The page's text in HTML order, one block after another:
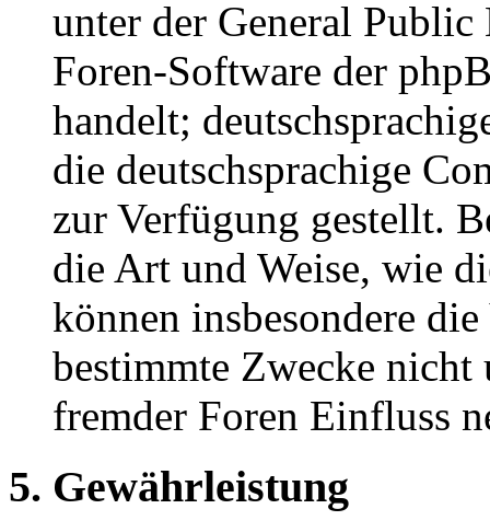
unter der General
Foren-Software der
handelt;
die deutschsprachige
zur Verfügung gestellt.
die Art und Weise, wie
können insbesondere
bestimmte Zwecke nicht
fremder Foren Einfluss
5. Gewährleistung